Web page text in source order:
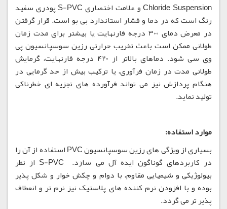
Chloride Suspension و علامت اختصاری S-PVC پودری سفید
رنگ است که در دما و فشار استاندارد بی بو است. قرار گرفتن
در معرض دمای 300 درجه فارنهایت یا بیشتر برای مدت زمان
طولانی ممکن است باعث تخریب حرارتی رزین سوسپانسیون پی
وی سی شود. دماهای بالاتر از 420 درجه فارنهایت، گرمایش
طولانی مدت در زمان فرآوری، یا ترکیب بیش از حد گرمایی در
هنگام پردازش نیز می تواند فرآورده های تجزیه ای خطرناکی
تولید نماید.
موارد استفاده:
بسیاری از ویژگی های رزین سوسپانسیون PVC استفاده از آن را
در کاربردهای گوناگون ایده آل می سازد. S-PVC از نظر
بیولوژیکی و شیمیایی مقاوم، با دوام و چکش خوار و شکل پذیر
بوده و با افزودن نرم کننده های پلاستیک نیز نرم تر و انعطاف
پذیر تر می گردد.